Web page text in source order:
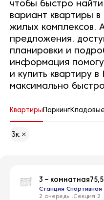
чтобы быстро
вариант квартиры
жилых комплексов.
предложения,
планировки и
информация
и купить квартиру в
максимально
КвартирыПаркинг
3к.
3 – комнатная
Станция Спортивная
2 очередь
2